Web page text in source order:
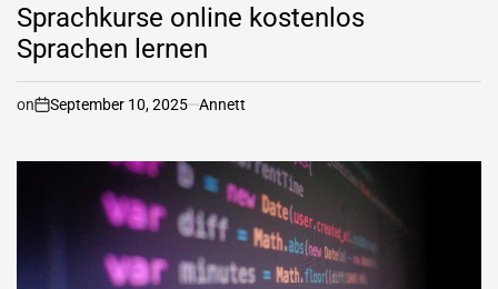
Sprachkurse online kostenlos
Sprachen lernen
on September 10, 2025 Annett